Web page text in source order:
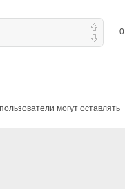
0
могут оставлять